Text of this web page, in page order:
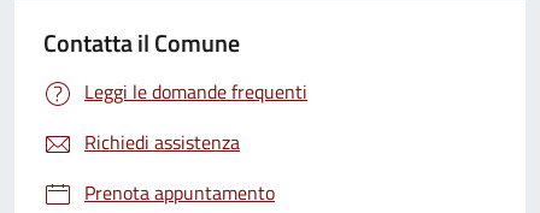
Contatta il Comune
Leggi le domande frequenti
Richiedi assistenza
Prenota appuntamento